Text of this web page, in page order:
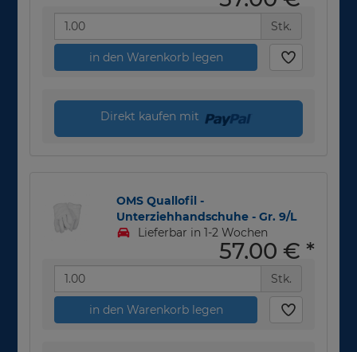
Stk.
in den Warenkorb legen
Direkt kaufen mit
OMS Quallofil -
Unterziehhandschuhe - Gr. 9/L
Lieferbar in 1-2 Wochen
57,00 € *
Stk.
in den Warenkorb legen